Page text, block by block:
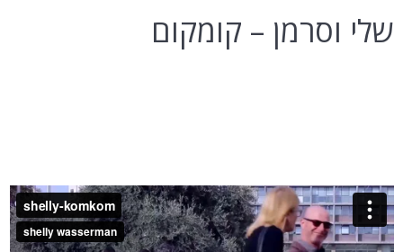
שלי וסרמן – קומקום